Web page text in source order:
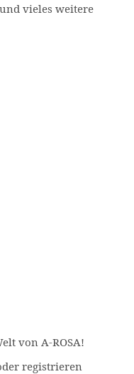
vieles weitere
von A-ROSA!
registrieren